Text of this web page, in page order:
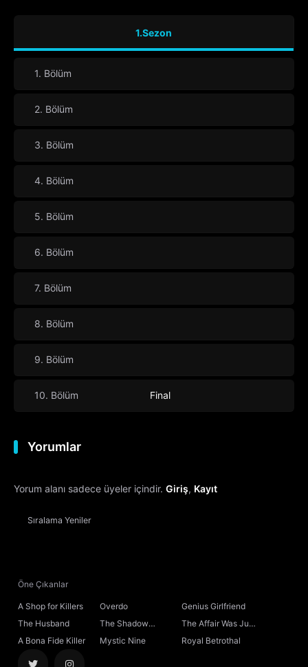
1.Sezon
1. Bölüm
2. Bölüm
3. Bölüm
4. Bölüm
5. Bölüm
6. Bölüm
7. Bölüm
8. Bölüm
9. Bölüm
10. Bölüm Final
Yorumlar
Yorum alanı sadece üyeler içindir. Giriş, Kayıt
Sıralama Yeniler
Öne Çıkanlar
A Shop for Killers Overdo
Genius Girlfriend
The Husband
The Shadow
Sovereign
The Affair Was Just
the Beginning
A Bona Fide Killer Mystic Nine Royal Betrothal